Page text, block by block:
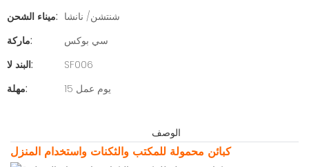
ميناء الشحن: شنتشن/ نانشا
ماركة:
سي بوكس
البند لا:
SF006
مهلة:
15 يوم عمل
الوصف
كبائن محمولة للمكتب والثكنات واستخدام المنزل